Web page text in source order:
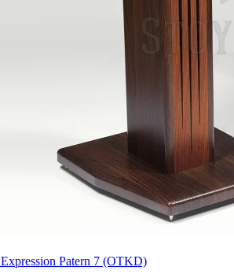
Patern 7 (OTKD)